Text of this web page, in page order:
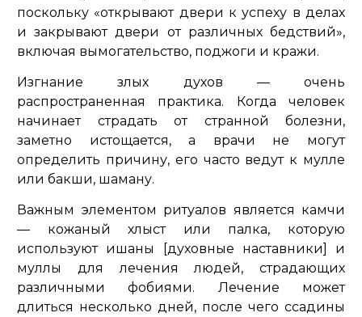
поскольку «открывают двери к успеху в делах
и закрывают двери от различных бедствий»,
включая вымогательство, поджоги и кражи.
Изгнание злых духов — очень
распространенная практика. Когда человек
начинает страдать от странной болезни,
заметно истощается, а врачи не могут
определить причину, его часто ведут к мулле
или бакши, шаману.
Важным элементом ритуалов является камчи
— кожаный хлыст или палка, которую
используют ишаны [духовные наставники] и
муллы для лечения людей, страдающих
различными фобиями. Лечение может
длиться несколько дней, после чего ссадины